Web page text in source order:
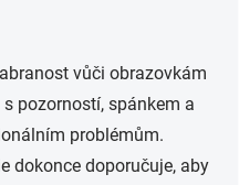
vůči obrazovkám
pozorností, spánkem a
problémům.
dokonce doporučuje, aby